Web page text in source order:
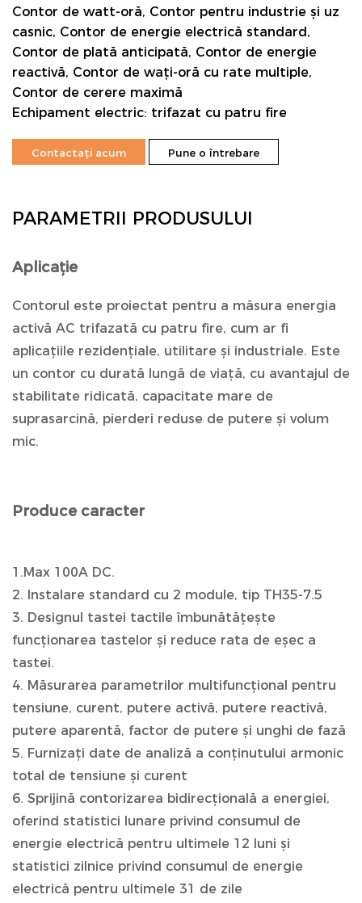
Contor de watt-oră, Contor pentru industrie și uz
casnic, Contor de energie electrică standard,
Contor de plată anticipată, Contor de energie
reactivă, Contor de wați-oră cu rate multiple,
Contor de cerere maximă
Echipament electric: trifazat cu patru fire
Contactați acum Pune o întrebare
PARAMETRII PRODUSULUI
Aplicație
Contorul este proiectat pentru a măsura energia
activă AC trifazată cu patru fire, cum ar fi
aplicațiile rezidențiale, utilitare și industriale. Este
un contor cu durată lungă de viață, cu avantajul de
stabilitate ridicată, capacitate mare de
suprasarcină, pierderi reduse de putere și volum
mic.
Produce caracter
1.Max 100A DC.
2. Instalare standard cu 2 module, tip TH35-7.5
3. Designul tastei tactile îmbunătățește
funcționarea tastelor și reduce rata de eșec a
tastei.
4. Măsurarea parametrilor multifuncțional pentru
tensiune, curent, putere activă, putere reactivă,
putere aparentă, factor de putere și unghi de fază
5. Furnizați date de analiză a conținutului armonic
total de tensiune și curent
6. Sprijină contorizarea bidirecțională a energiei,
oferind statistici lunare privind consumul de
energie electrică pentru ultimele 12 luni și
statistici zilnice privind consumul de energie
electrică pentru ultimele 31 de zile